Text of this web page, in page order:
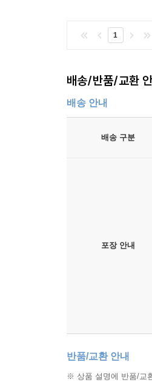
1
배송/반품/교환
배송 안내
배송 구분
포장 안내
반품/교환 안내
※ 상품 설명에 반품/교